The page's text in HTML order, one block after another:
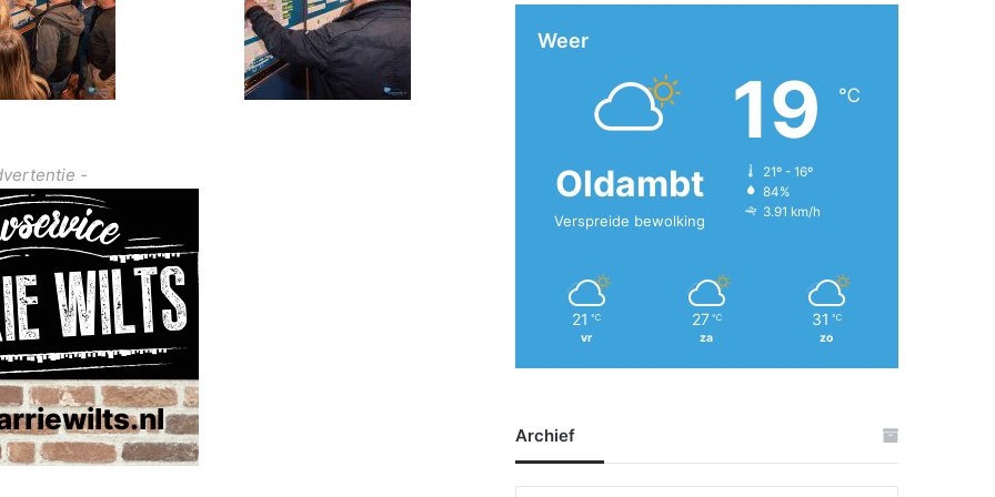
-
Weer
Oldambt
Verspreide bewolking
19 ℃
21º - 16º
84%
3.91 km/h
21 ℃
vr
27 ℃
za
31 ℃
zo
Archief